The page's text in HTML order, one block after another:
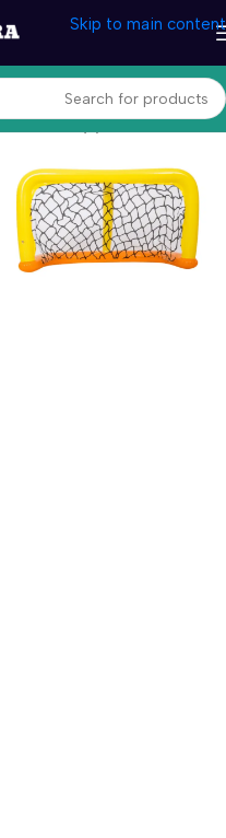
Skip to main content
עמוד הבית/מוצרי קיץ/אביזרי